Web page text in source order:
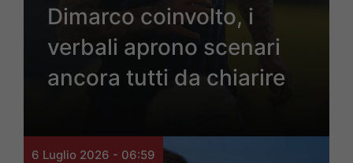
Dimarco coinvolto, i
verbali aprono scenari
ancora tutti da chiarire
6 Luglio 2026 - 06:59